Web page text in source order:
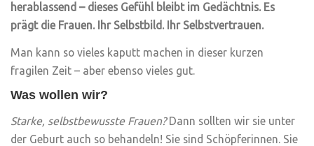
herablassend – dieses Gefühl bleibt im Gedächtnis. Es
prägt die Frauen. Ihr Selbstbild. Ihr Selbstvertrauen.
Man kann so vieles kaputt machen in dieser kurzen
fragilen Zeit – aber ebenso vieles gut.
Was wollen wir?
Starke, selbstbewusste Frauen?Dann sollten wir sie unter
der Geburt auch so behandeln! Sie sind Schöpferinnen. Sie